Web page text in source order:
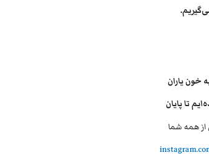
خون یاران
تا پایان
همه شما